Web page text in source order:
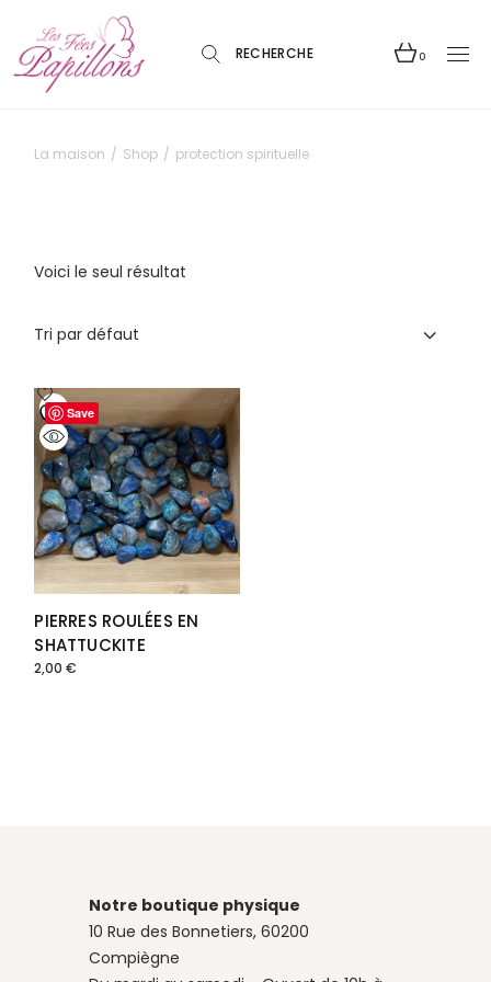
content 0
La maison Shop protection spirituelle
Voici le seul résultat
Tri par défaut
Save
PIERRES ROULÉES EN
SHATTUCKITE
2,00€
Notre boutique physique
10 Rue des Bonnetiers, 60200
Compiègne